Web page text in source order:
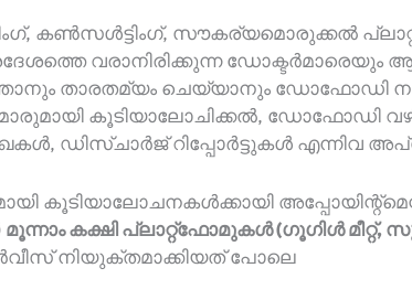
കൺസൾട്ടിംഗ്, സൗകര്യമൊരുക്കൽ
വരാനിരിക്കുന്ന ഡോക്ടർമാരെയും
താരതമ്യം ചെയ്യാനും ഡോഫോഡി
കൂടിയാലോചിക്കൽ, ഡോഫോഡി
ഡിസ്ചാർജ് റിപ്പോർട്ടുകൾ എന്നിവ
കൂടിയാലോചനകൾക്കായി
മൂന്നാം കക്ഷി പ്ലാറ്റ്‌ഫോമുകൾ (ഗൂഗിൾ മീറ്റ്,
നിയുക്തമാക്കിയത് പോലെ